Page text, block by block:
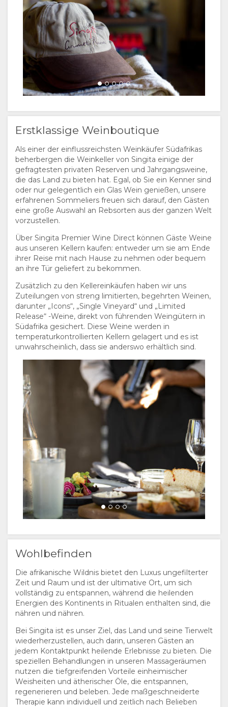
Erstklassige Weinboutique
Als einer der einflussreichsten Weinkäufer Südafrikas
beherbergen die Weinkeller von Singita einige der
gefragtesten privaten Reserven und Jahrgangsweine,
die das Land zu bieten hat. Egal, ob Sie ein Kenner sind
oder nur gelegentlich ein Glas Wein genießen, unsere
erfahrenen Sommeliers freuen sich darauf, den Gästen
eine große Auswahl an Rebsorten aus der ganzen Welt
vorzustellen.
Über Singita Premier Wine Direct können Gäste Weine
aus unseren Kellern kaufen: entweder um sie am Ende
ihrer Reise mit nach Hause zu nehmen oder bequem
an ihre Tür geliefert zu bekommen.
Zusätzlich zu den Kellereinkäufen haben wir uns
Zuteilungen von streng limitierten, begehrten Weinen,
darunter „Icons“, „Single Vineyard“ und „Limited
Release“ -Weine, direkt von führenden Weingütern in
Südafrika gesichert. Diese Weine werden in
temperaturkontrollierten Kellern gelagert und es ist
unwahrscheinlich, dass sie anderswo erhältlich sind.
Wohlbefinden
Die afrikanische Wildnis bietet den Luxus ungefilterter
Zeit und Raum und ist der ultimative Ort, um sich
vollständig zu entspannen, während die heilenden
Energien des Kontinents in Ritualen enthalten sind, die
nähren und nähren.
Bei Singita ist es unser Ziel, das Land und seine Tierwelt
wiederherzustellen, auch darin, unseren Gästen an
jedem Kontaktpunkt heilende Erlebnisse zu bieten. Die
speziellen Behandlungen in unseren Massageräumen
nutzen die tiefgreifenden Vorteile einheimischer
Weisheiten und ätherischer Öle, die entspannen,
regenerieren und beleben. Jede maßgeschneiderte
Therapie kann individuell und zeitlich nach Belieben